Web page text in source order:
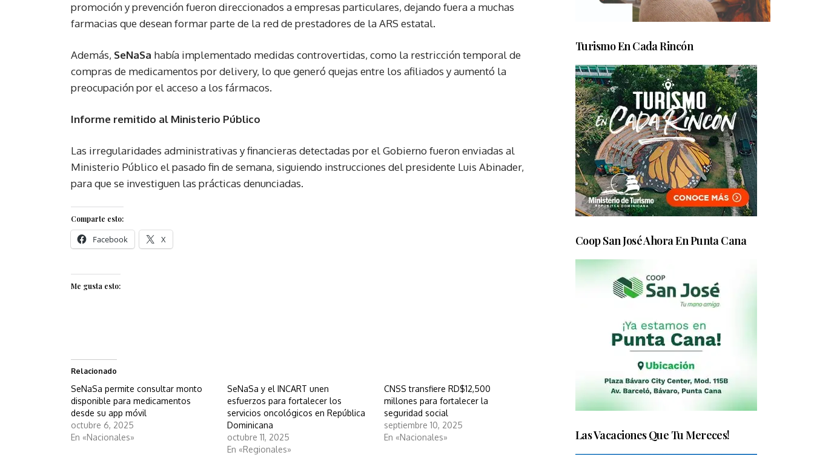
promoción y prevención fueron direccionados a empresas particulares, dejando fuera a muchas
farmacias que desean formar parte de la red de prestadores de la ARS estatal.
Además, SeNaSa había implementado medidas controvertidas, como la restricción temporal de
compras de medicamentos por delivery, lo que generó quejas entre los afiliados y aumentó la
preocupación por el acceso a los fármacos.
Informe remitido al Ministerio Público
Las irregularidades administrativas y financieras detectadas por el Gobierno fueron enviadas al
Ministerio Público el pasado fin de semana, siguiendo instrucciones del presidente Luis Abinader,
para que se investiguen las prácticas denunciadas.
Comparte esto:
Facebook X
Me gusta esto:
Relacionado
SeNaSa permite consultar monto
disponible para medicamentos
desde su app móvil
octubre 6, 2025
En «Nacionales»
SeNaSa y el INCART unen
esfuerzos para fortalecer los
servicios oncológicos en República
Dominicana
octubre 11, 2025
En «Regionales»
CNSS transfiere RD$12,500
millones para fortalecer la
seguridad social
septiembre 10, 2025
En «Nacionales»
Turismo En Cada Rincón
Coop San José Ahora En Punta Cana
Las Vacaciones Que Tu Mereces!